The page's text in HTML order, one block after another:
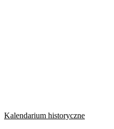
Kalendarium historyczne